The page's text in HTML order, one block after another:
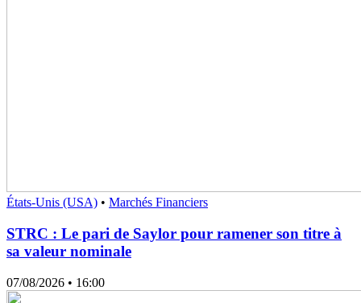
États-Unis (USA) • Marchés Financiers
STRC : Le pari de Saylor pour ramener son titre à
sa valeur nominale
07/08/2026 • 16:00